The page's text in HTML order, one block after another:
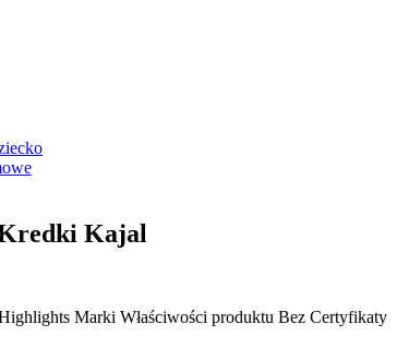
Kajal
Marki Właściwości produktu Bez Certyfikaty